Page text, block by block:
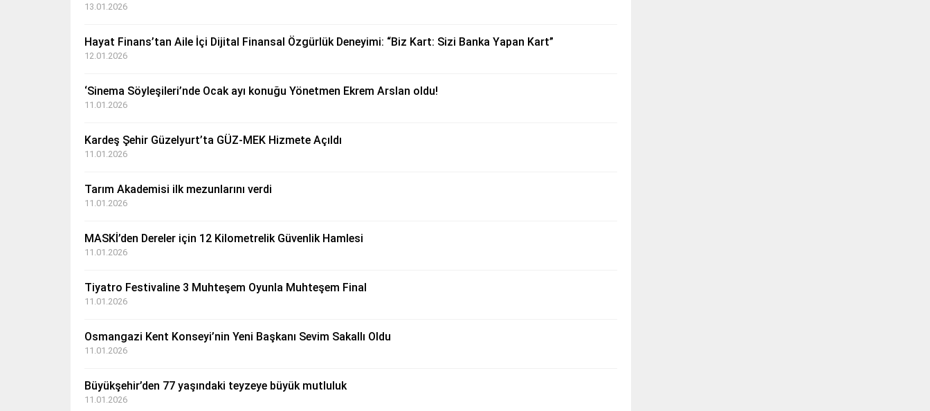
13.01.2026
Hayat Finans’tan Aile İçi Dijital Finansal Özgürlük Deneyimi: “Biz Kart: Sizi Banka Yapan Kart”
12.01.2026
‘Sinema Söyleşileri’nde Ocak ayı konuğu Yönetmen Ekrem Arslan oldu!
11.01.2026
Kardeş Şehir Güzelyurt’ta GÜZ-MEK Hizmete Açıldı
11.01.2026
Tarım Akademisi ilk mezunlarını verdi
11.01.2026
MASKİ’den Dereler için 12 Kilometrelik Güvenlik Hamlesi
11.01.2026
Tiyatro Festivaline 3 Muhteşem Oyunla Muhteşem Final
11.01.2026
Osmangazi Kent Konseyi’nin Yeni Başkanı Sevim Sakallı Oldu
11.01.2026
Büyükşehir’den 77 yaşındaki teyzeye büyük mutluluk
11.01.2026